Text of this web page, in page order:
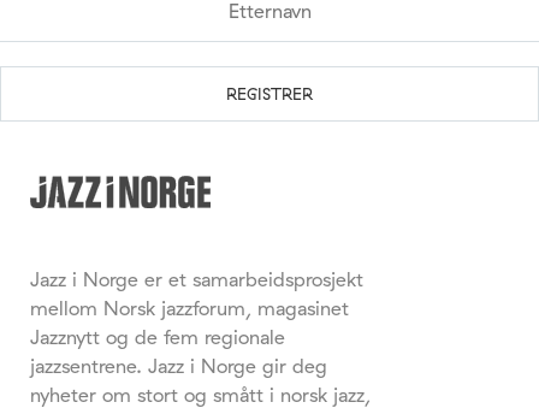
Jazz i Norge er et samarbeidsprosjekt
mellom Norsk jazzforum, magasinet
Jazznytt og de fem regionale
jazzsentrene. Jazz i Norge gir deg
nyheter om stort og smått i norsk jazz,